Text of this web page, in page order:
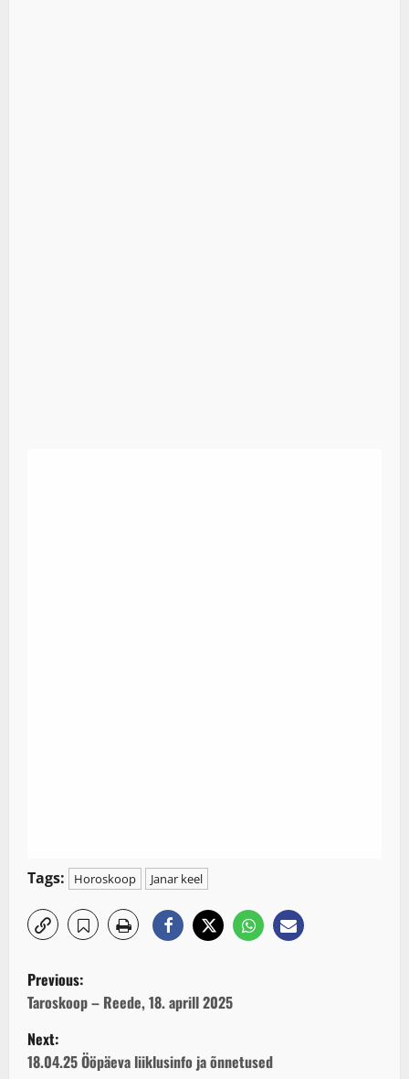
Tags: Horoskoop Janar keel
P
o
s
Previous:
Taroskoop – Reede, 18. aprill 2025
Next:
18.04.25 Ööpäeva liiklusinfo ja õnnetused